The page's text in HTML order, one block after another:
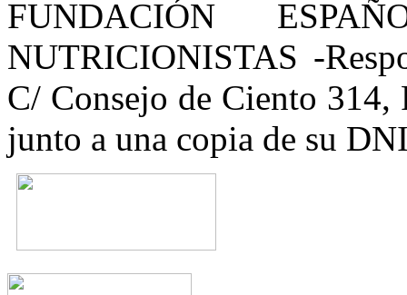
FUNDACIÓN
NUTRICIONISTAS -
C/ Consejo de Ciento
junto a una copia de su